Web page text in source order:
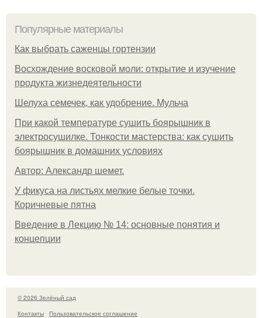
Популярные материалы
Как выбрать саженцы гортензии
Восхождение восковой моли: открытие и изучение
продукта жизнедеятельности
Шелуха семечек, как удобрение. Мульча
При какой температуре сушить боярышник в
электросушилке. Тонкости мастерства: как сушить
боярышник в домашних условиях
Автор: Александр шемет.
У фикуса на листьях мелкие белые точки.
Коричневые пятна
Введение в Лекцию № 14: основные понятия и
концепции
© 2026 Зелёный сад
Контакты
Пользовательское соглашение